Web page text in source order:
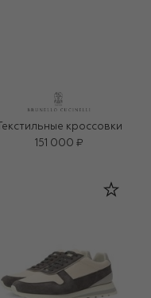
Текстильные кроссовки
151 000 ₽